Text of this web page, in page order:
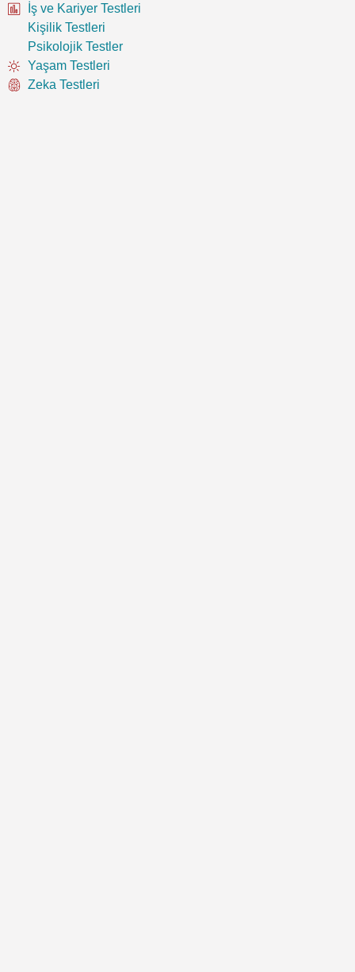
İş ve Kariyer Testleri
Kişilik Testleri
Psikolojik Testler
Yaşam Testleri
Zeka Testleri